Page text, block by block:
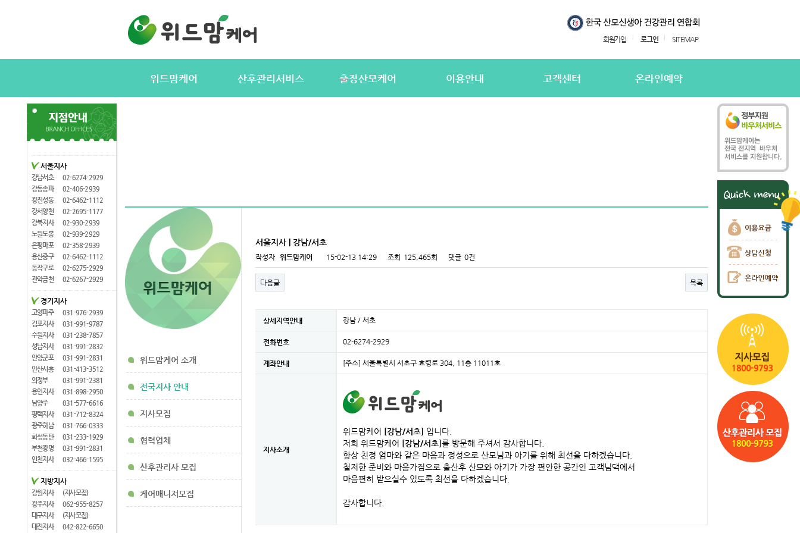
회원가입 로그인 SITEMAP
위드맘케어 산후관리서비스 출장산모케어 이용안내 고객센터 온라인예약
위드맘케어 소개
전국지사 안내
지사모집
협력업체
산후관리사 모집
케어매니저모집
서울지사
강남서초
02-6274-2929
강동송파
02-406-2939
광진성동
02-6462-1112
강서양천
02-2695-1177
강북지사
02-930-2939
노원도봉
02-939-2929
은평마포
02-358-2939
용산중구
02-6462-1112
동작구로
02-6275-2929
관악금천
02-6267-2929
경기지사
고양파주
031-976-2939
김포지사
031-991-9787
수원지사
031-238-7857
성남지사
031-991-2832
안양군포
031-991-2831
안산시흥
031-413-3512
의정부
031-991-2381
용인지사
031-898-2950
남양주
031-577-6616
평택지사
031-712-8324
광주하남
031-766-0333
화성동탄
031-233-1929
부천광명
031-991-2831
인천지사
032-466-1595
지방지사
강원지사
(지사모집)
광주지사
062-955-8257
대구지사
(지사모집)
대전지사
042-822-6650
서울지사 | 강남/서초
작성자 위드맘케어 15-02-13 14:29 조회 125,465회 댓글 0건
다음글 목록
상세지역안내 강남 / 서초
전화번호 02-6274-2929
계좌안내 [주소] 서울특별시 서초구 효령로 304, 11층 11011호
지사소개
위드맘케어 [강남/서초] 입니다.
저희 위드맘케어 [강남/서초]를 방문해 주셔서 감사합니다.
항상 친정 엄마와 같은 마음과 정성으로 산모님과 아기를 위해 최선을 다하겠습니다.
철저한 준비와 마음가짐으로 출산후 산모와 아기가 가장 편안한 공간인 고객님댁에서
마음편히 받으실수 있도록 최선을 다하겠습니다.
감사합니다.